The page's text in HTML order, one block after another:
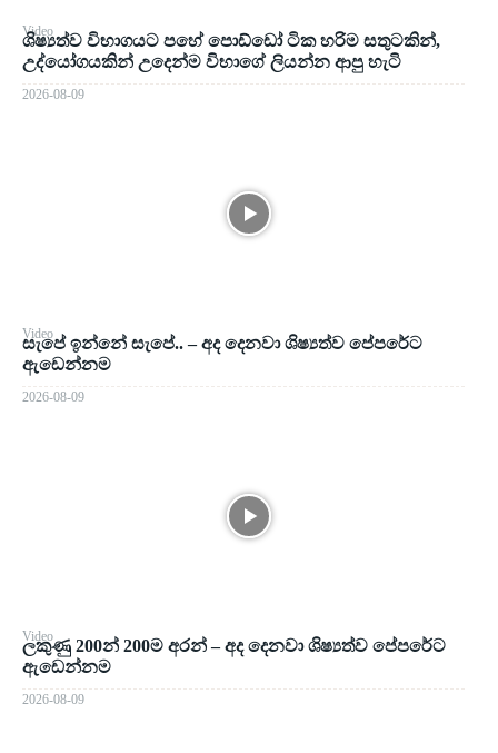
Video
ශිෂ්‍යත්ව විභාගයට පහේ පොඩ්ඩෝ ටික හරිම සතුටකින්,
උද්යෝගයකින් උදෙන්ම විභාගේ ලියන්න ආපු හැටි
2026-08-09
Video
සැපේ ඉන්නේ සැපේ.. – අද දෙනවා ශිෂ්‍යත්ව පේපරේට
ඇඩෙන්නම
2026-08-09
Video
ලකුණු 200න් 200ම අරන් – අද දෙනවා ශිෂ්‍යත්ව පේපරේට
ඇඩෙන්නම
2026-08-09